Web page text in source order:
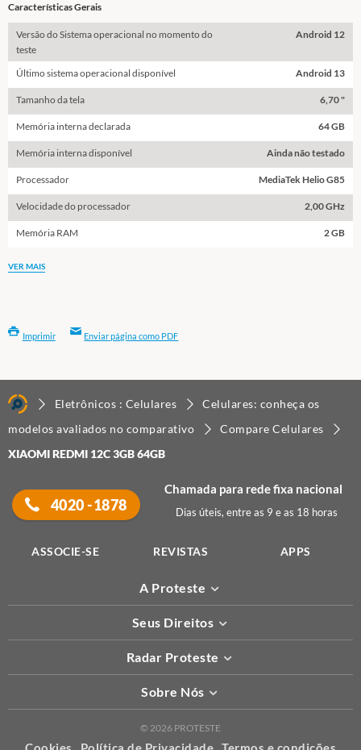
Características Gerais
Versão do Sistema operacional no momento do
teste
Android 12
Último sistema operacional disponível Android 13
Tamanho da tela 6,70 "
Memória interna declarada 64 GB
Memória interna disponível Ainda não testado
Processador MediaTek Helio G85
Velocidade do processador 2,00 GHz
Memória RAM 2 GB
VER MAIS
Imprimir Enviar página como PDF
Eletrônicos : Celulares
Celulares: conheça os
modelos avaliados no comparativo
Compare Celulares
XIAOMI REDMI 12C 3GB 64GB
4020 -1878
Chamada para rede fixa nacional
Dias úteis, entre as 9 e as 18 horas
ASSOCIE-SE REVISTAS APPS
A Proteste
Seus Direitos
Radar Proteste
Sobre Nós
© 2026 PROTESTE